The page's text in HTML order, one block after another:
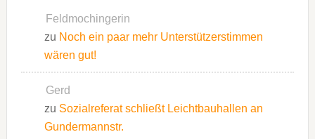
Feldmochingerin
zu Noch ein paar mehr Unterstützerstimmen
wären gut!
Gerd
zu Sozialreferat schließt Leichtbauhallen an
Gundermannstr.